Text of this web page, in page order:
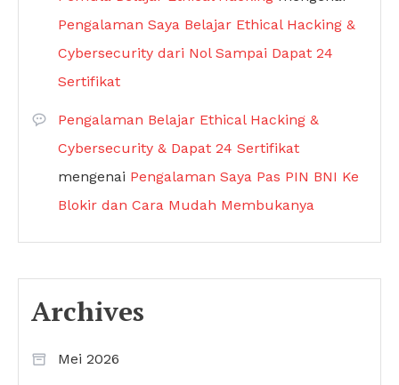
Pengalaman Saya Belajar Ethical Hacking &
Cybersecurity dari Nol Sampai Dapat 24
Sertifikat
Pengalaman Belajar Ethical Hacking &
Cybersecurity & Dapat 24 Sertifikat
mengenai Pengalaman Saya Pas PIN BNI Ke
Blokir dan Cara Mudah Membukanya
Archives
Mei 2026